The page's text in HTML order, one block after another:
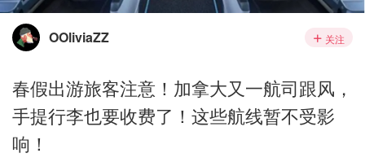
OOliviaZZ 关注
春假出游旅客注意！加拿大又一航司跟风，
手提行李也要收费了！这些航线暂不受影
响！